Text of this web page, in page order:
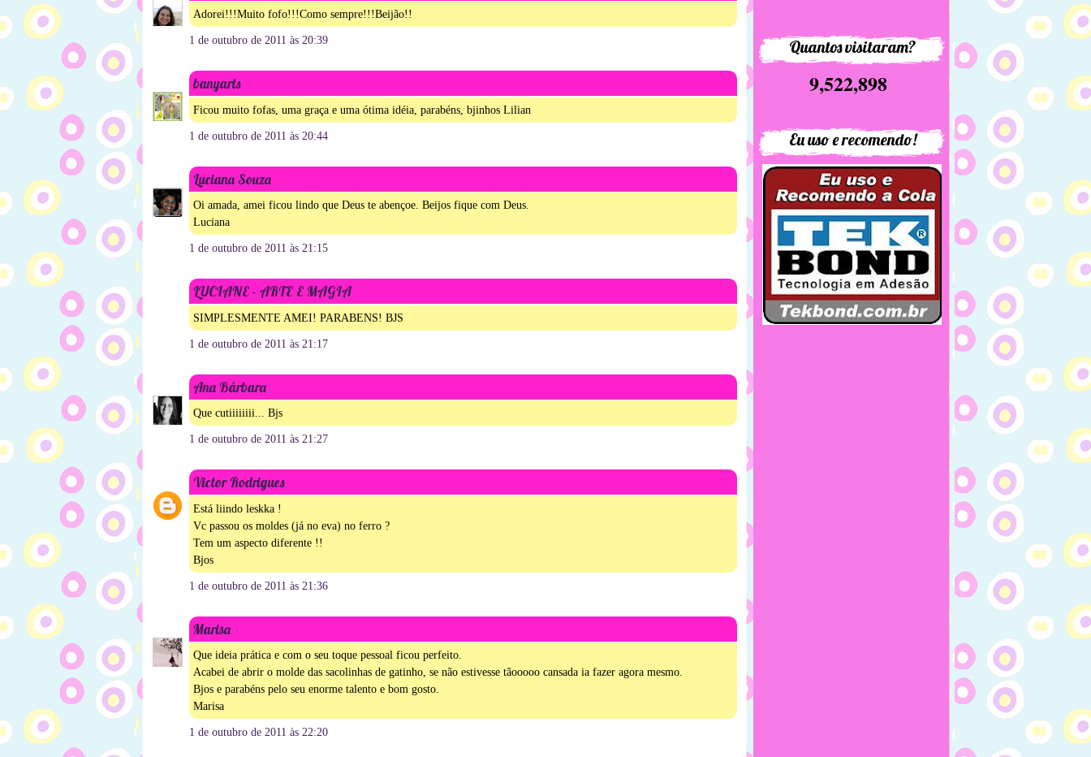
Adorei!!!Muito fofo!!!Como sempre!!!Beijão!!
1 de outubro de 2011 às 20:39
banyarts
Ficou muito fofas, uma graça e uma ótima idéia, parabéns, bjinhos Lilian
1 de outubro de 2011 às 20:44
Luciana Souza
Oi amada, amei ficou lindo que Deus te abençoe. Beijos fique com Deus.
Luciana
1 de outubro de 2011 às 21:15
LUCIANE - ARTE E MAGIA
SIMPLESMENTE AMEI! PARABENS! BJS
1 de outubro de 2011 às 21:17
Ana Bárbara
Que cutiiiiiiii... Bjs
1 de outubro de 2011 às 21:27
Victor Rodrigues
Está liindo leskka !
Vc passou os moldes (já no eva) no ferro ?
Tem um aspecto diferente !!
Bjos
1 de outubro de 2011 às 21:36
Marisa
Que ideia prática e com o seu toque pessoal ficou perfeito.
Acabei de abrir o molde das sacolinhas de gatinho, se não estivesse tãooooo cansada ia fazer agora mesmo.
Bjos e parabéns pelo seu enorme talento e bom gosto.
Marisa
1 de outubro de 2011 às 22:20
Quantos visitaram?
9,522,898
Eu uso e recomendo!